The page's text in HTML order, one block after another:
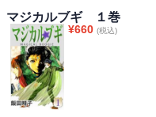
マジカルブギ １巻
¥660 (税込)